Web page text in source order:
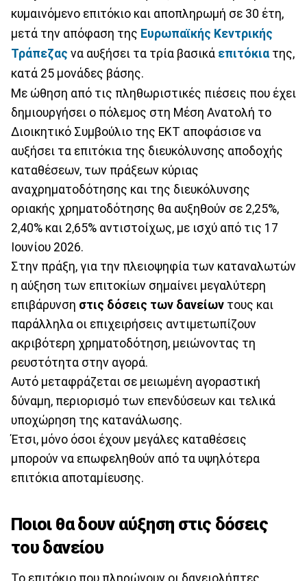
κυμαινόμενο επιτόκιο και αποπληρωμή σε 30 έτη,
μετά την απόφαση της Ευρωπαϊκής Κεντρικής
Τράπεζας να αυξήσει τα τρία βασικά επιτόκια της,
κατά 25 μονάδες βάσης.
Με ώθηση από τις πληθωριστικές πιέσεις που έχει
δημιουργήσει ο πόλεμος στη Μέση Ανατολή το
Διοικητικό Συμβούλιο της ΕΚΤ αποφάσισε να
αυξήσει τα επιτόκια της διευκόλυνσης αποδοχής
καταθέσεων, των πράξεων κύριας
αναχρηματοδότησης και της διευκόλυνσης
οριακής χρηματοδότησης θα αυξηθούν σε 2,25%,
2,40% και 2,65% αντιστοίχως, με ισχύ από τις 17
Ιουνίου 2026.
Στην πράξη, για την πλειοψηφία των καταναλωτών
η αύξηση των επιτοκίων σημαίνει μεγαλύτερη
επιβάρυνση στις δόσεις των δανείων τους και
παράλληλα οι επιχειρήσεις αντιμετωπίζουν
ακριβότερη χρηματοδότηση, μειώνοντας τη
ρευστότητα στην αγορά.
Αυτό μεταφράζεται σε μειωμένη αγοραστική
δύναμη, περιορισμό των επενδύσεων και τελικά
υποχώρηση της κατανάλωσης.
Έτσι, μόνο όσοι έχουν μεγάλες καταθέσεις
μπορούν να επωφεληθούν από τα υψηλότερα
επιτόκια αποταμίευσης.
Ποιοι θα δουν αύξηση στις δόσεις
του δανείου
Το επιτόκιο που πληρώνουν οι δανειολήπτες